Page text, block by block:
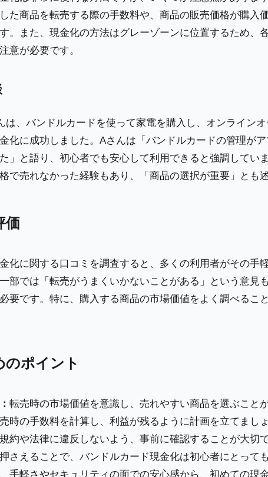
た商品を転売する際の手数料や、商品の販売価格が購入
。また、現金化の方法はグレーゾーンに位置するため、
意が必要です。
は、バンドルカードを使って家電を購入し、オンライン
化に成功しました。Aさんは「バンドルカードの管理が
」と語り、初心者でも安心して利用できると強調してい
で売れなかった経験もあり、「商品の選択が重要」とも
価
化に関する口コミを調査すると、多くの利用者がその手
部では「転売がうまくいかないことがある」という意見
要です。特に、購入する商品の市場価値をよく調べるこ
のポイント
転売時の市場価値を意識し、売れやすい商品を選ぶこと
時の手数料を計算し、利益が残るように計画を立てましょ
約や法律に違反しないよう、事前に確認することが大切で
さえることで、バンドルカード現金化は初心者にとって
手軽さやセキュリティの面での安心感から、初めての現